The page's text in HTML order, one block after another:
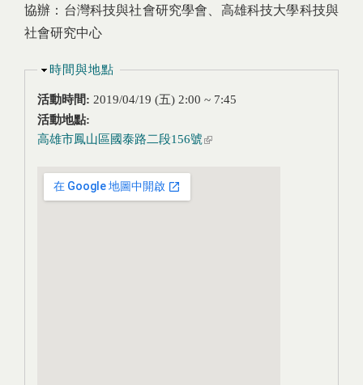
協辦：台灣科技與社會研究學會、高雄科技大學科技與
社會研究中心
隱藏
時間與地點
活動時間: 2019/04/19 (五) 2:00 ~ 7:45
活動地點:
高雄市鳳山區國泰路二段156號(link is external)